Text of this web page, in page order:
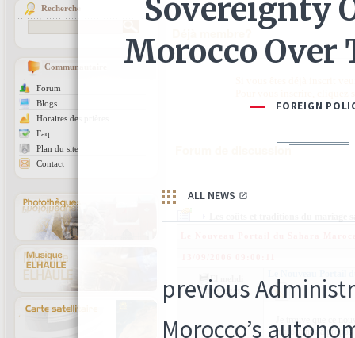
Recherche
Communautaire
Forum
Blogs
Horaires des prières
Faq
Plan du site
Contact
Forum de discussion
El mehdi
3 messages
Je trouve que ce
marocaines à